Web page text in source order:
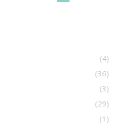
(4)
(36)
(3)
(29)
(1)